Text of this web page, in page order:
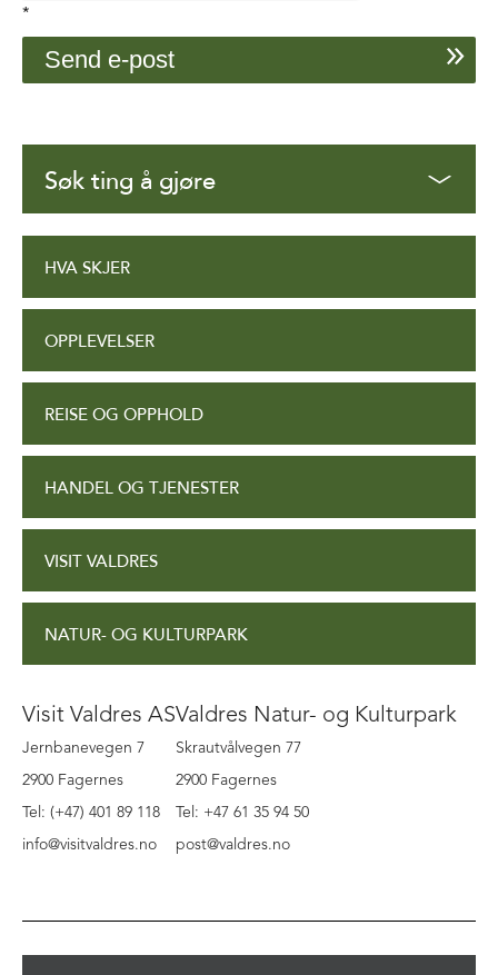
*
Søk ting å gjøre
HVA SKJER
OPPLEVELSER
REISE OG OPPHOLD
HANDEL OG TJENESTER
VISIT VALDRES
NATUR- OG KULTURPARK
Visit Valdres AS
Jernbanevegen 7
2900 Fagernes
Tel: (+47) 401 89 118
info@visitvaldres.no
Valdres Natur- og Kulturpark
Skrautvålvegen 77
2900 Fagernes
Tel: +47 61 35 94 50
post@valdres.no